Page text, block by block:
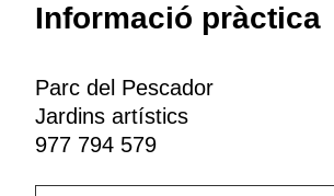
Informació pràctica
Parc del Pescador
Jardins artístics
977 794 579